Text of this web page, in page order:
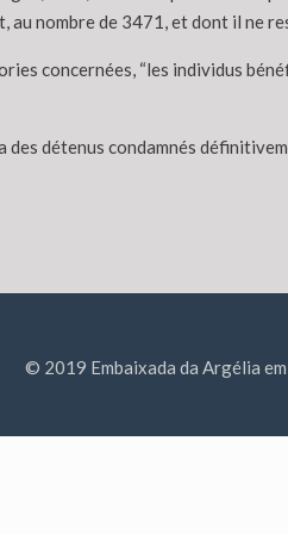
nombre de 3471, et dont il ne
concernées, “les individus
détenus condamnés
© 2019 Embaixada da Argélia